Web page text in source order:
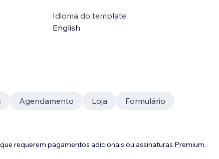
Idioma do template:
English
Agendamento Loja
Formulário
requerem pagamentos adicionais ou assinaturas Premium.